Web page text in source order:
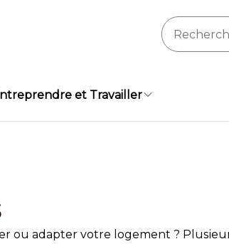
Rechercher :
et Travailler
ou adapter votre logement ?